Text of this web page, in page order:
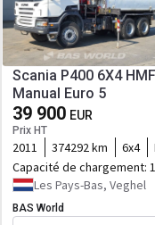
Scania P400 6X4
Manual Euro 5
39 900 EUR
Prix HT
2011 374292 km 6x4
Capacité de chargement:
Les Pays-Bas, Veghel
BAS World